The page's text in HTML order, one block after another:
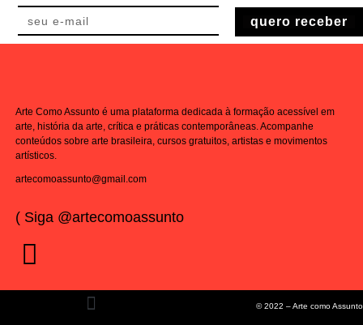
quero receber
Arte Como Assunto é uma plataforma dedicada à formação acessível em
arte, história da arte, crítica e práticas contemporâneas. Acompanhe
conteúdos sobre arte brasileira, cursos gratuitos, artistas e movimentos
artísticos.
artecomoassunto@gmail.com
( Siga @artecomoassunto
© 2022 – Arte como Assunto